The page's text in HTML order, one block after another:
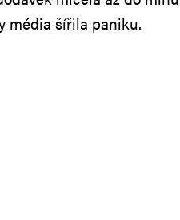
média šířila paniku.